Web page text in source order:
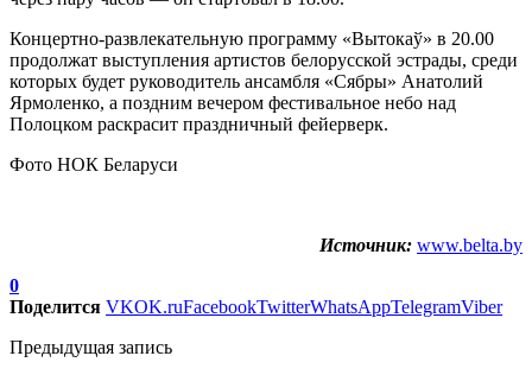
Концертно-развлекательную программу «Вытокаў» в 20.00
продолжат выступления артистов белорусской эстрады, среди
которых будет руководитель ансамбля «Сябры» Анатолий
Ярмоленко, а поздним вечером фестивальное небо над
Полоцком раскрасит праздничный фейерверк.
Фото НОК Беларуси
Источник: www.belta.by
0
Поделится VKOK.ruFacebookTwitterWhatsAppTelegramViber
Предыдущая запись